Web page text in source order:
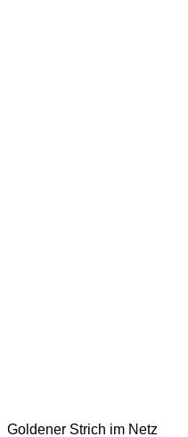
Goldener Strich im Netz